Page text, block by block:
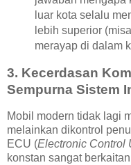
luar kota selalu
lebih superior
merayap di dalam
3. Kecerdasan
Sempurna Sistem
Mobil modern tidak lagi
melainkan dikontrol
ECU (Electronic Control
konstan sangat